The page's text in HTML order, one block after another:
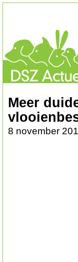
Meer
8 november